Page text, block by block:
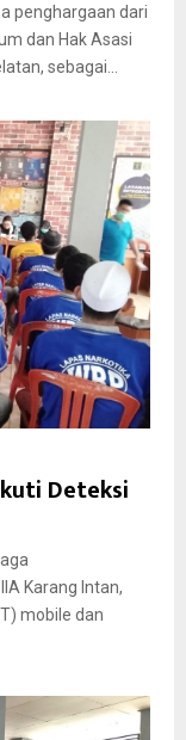
penghargaan dari
dan Hak Asasi
sebagai...
Deteksi
Karang Intan,
mobile dan